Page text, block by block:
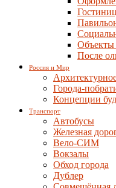
Объекты
После
Россия и Мир
Города-
Концепции
Транспорт
Автобусы
Железная
Вело-СИМ
Вокзалы
Обход города
Дублер